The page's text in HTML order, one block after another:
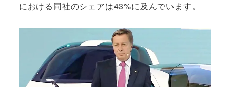
における同社のシェアは43%に及んでいます。